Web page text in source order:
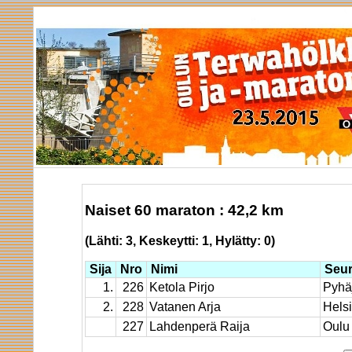
Naiset 60 maraton : 42,2 km
(Lähti: 3, Keskeytti: 1, Hylätty: 0)
Sija Nro Nimi
1.
226 Ketola Pirjo
2.
228 Vatanen Arja
227 Lahdenperä Raija Oulu